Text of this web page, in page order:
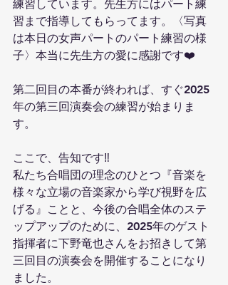
練習しています。先生方にはパート練
習まで指導してもらってます。〈写真
は本日の女声パートのパート練習の様
子〉本当に先生方の愛に感謝です❤️
第二回目の本番が終われば、すぐ2025
年の第三回演奏会の練習が始まりま
す。
ここで、告知です‼️
私たち合唱団の理念のひとつ『音楽を
様々な立場の音楽家から学び視野を広
げる』ことと、今後の合唱全体のステ
ップアップのために、2025年のゲスト
指揮者に下野竜也さんをお招きして第
三回目の演奏会を開催することになり
ました。